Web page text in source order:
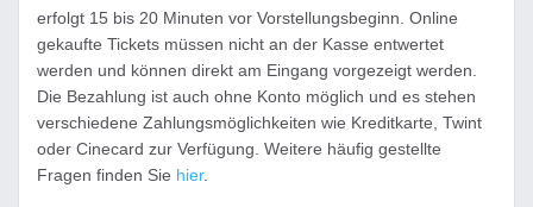
erfolgt 15 bis 20 Minuten vor Vorstellungsbeginn. Online
gekaufte Tickets müssen nicht an der Kasse entwertet
werden und können direkt am Eingang vorgezeigt werden.
Die Bezahlung ist auch ohne Konto möglich und es stehen
verschiedene Zahlungsmöglichkeiten wie Kreditkarte, Twint
oder Cinecard zur Verfügung. Weitere häufig gestellte
Fragen finden Sie hier.